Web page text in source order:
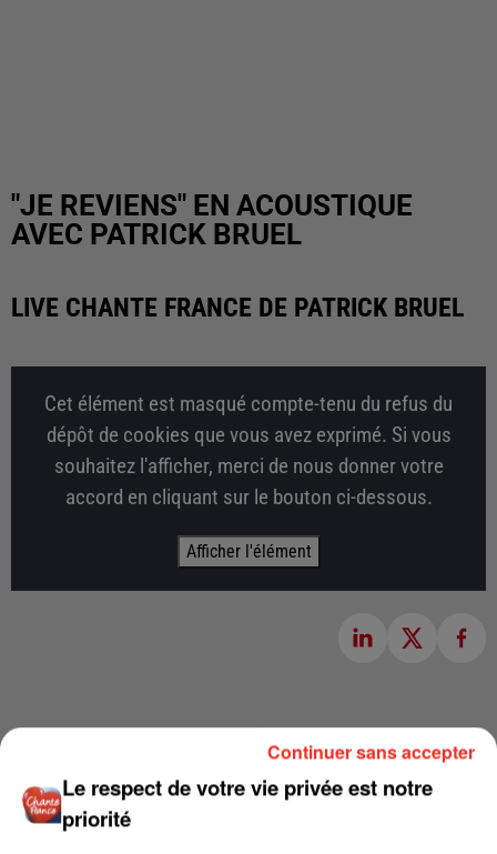
"JE REVIENS" EN ACOUSTIQUE
AVEC PATRICK BRUEL
LIVE CHANTE FRANCE DE PATRICK BRUEL
Cet élément est masqué compte-tenu du refus du
dépôt de cookies que vous avez exprimé. Si vous
souhaitez l'afficher, merci de nous donner votre
accord en cliquant sur le bouton ci-dessous.
Afficher l'élément
Le respect de votre vie privée est notre
priorité
Continuer sans accepter